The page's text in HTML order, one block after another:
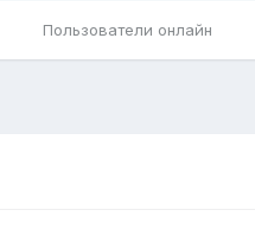
Пользователи онлайн